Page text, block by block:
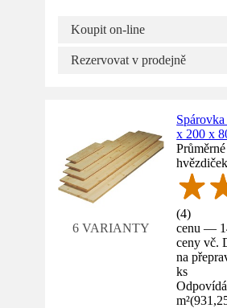
Koupit on-line
Rezervovat v prodejně
6 VARIANTY
x 200 x
(4)
cenu —
ceny vč.
na
ks
m²(